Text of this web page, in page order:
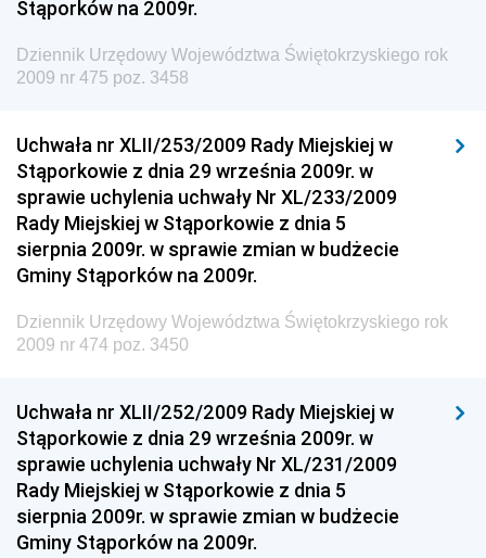
Dziennik Urzędowy Wyższego Urzędu Górniczego
Dziennik Urzędowy Prezesa Urzędu Transportu
Kolejowego
Technologii
Dziennik Urzędowy Ministra Inwestycji i Rozwoju
Dziennik Urzędowy Naczelnego Dyrektora Archiwów
Państwowych
Dziennik Urzędowy Ministra Finansów, Inwestycji i
Dziennik Urzędowy Ministra Klimatu
Dziennik Urzędowy Ministra Funduszy i Polityki
Regionalnej
Dziennik Urzędowy Ministra Aktywów Państwowych
Dziennik Urzędowy Ministra Zdrowia
Dziennik Urzędowy Ministra Środowiska i Głównego
Stąporków na 2009r.
Dziennik Urzędowy Województwa Świętokrzyskiego rok
2009 nr 475 poz. 3458
Uchwała nr XLII/253/2009 Rady Miejskiej w
Stąporkowie z dnia 29 września 2009r. w
sprawie uchylenia uchwały Nr XL/233/2009
Rady Miejskiej w Stąporkowie z dnia 5
sierpnia 2009r. w sprawie zmian w budżecie
Gminy Stąporków na 2009r.
Dziennik Urzędowy Województwa Świętokrzyskiego rok
2009 nr 474 poz. 3450
Uchwała nr XLII/252/2009 Rady Miejskiej w
Stąporkowie z dnia 29 września 2009r. w
sprawie uchylenia uchwały Nr XL/231/2009
Rady Miejskiej w Stąporkowie z dnia 5
sierpnia 2009r. w sprawie zmian w budżecie
Gminy Stąporków na 2009r.